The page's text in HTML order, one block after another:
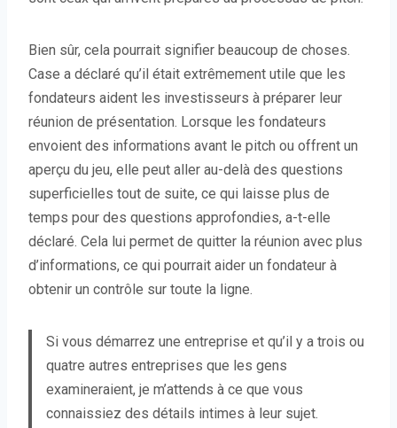
Bien sûr, cela pourrait signifier beaucoup de choses.
Case a déclaré qu’il était extrêmement utile que les
fondateurs aident les investisseurs à préparer leur
réunion de présentation. Lorsque les fondateurs
envoient des informations avant le pitch ou offrent un
aperçu du jeu, elle peut aller au-delà des questions
superficielles tout de suite, ce qui laisse plus de
temps pour des questions approfondies, a-t-elle
déclaré. Cela lui permet de quitter la réunion avec plus
d’informations, ce qui pourrait aider un fondateur à
obtenir un contrôle sur toute la ligne.
Si vous démarrez une entreprise et qu’il y a trois ou
quatre autres entreprises que les gens
examineraient, je m’attends à ce que vous
connaissiez des détails intimes à leur sujet.